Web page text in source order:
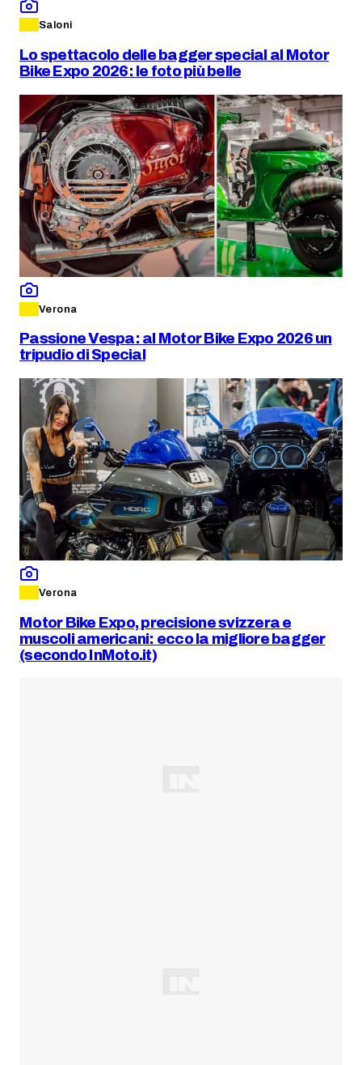
Saloni
Lo spettacolo delle bagger special al Motor
Bike Expo 2026: le foto più belle
Verona
Passione Vespa: al Motor Bike Expo 2026 un
tripudio di Special
Verona
Motor Bike Expo, precisione svizzera e
muscoli americani: ecco la migliore bagger
(secondo InMoto.it)